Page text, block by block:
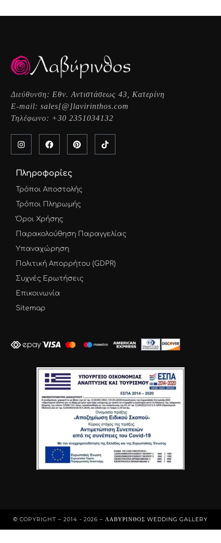
Διεύθυνση: Εθν. Αντιστάσεως 43, Κατερίνη
E-mail:sales[@]lavirinthos.com
Τηλέφωνο: +30 2351034132
Πληροφορίες
Τρόποι Αποστολής
Τρόποι Πληρωμής
Όροι Χρήσης
Παρακολούθηση Παραγγελίας
Υπαναχώρηση
Πολιτική Απορρήτου (GDPR)
Συχνές Ερωτήσεις
Επικοινωνία
Sitemap
© COPYRIGHT – 2014 - 2026 – ΛΑΒΎΡΙΝΘΟΣ WEDDING GALLERY